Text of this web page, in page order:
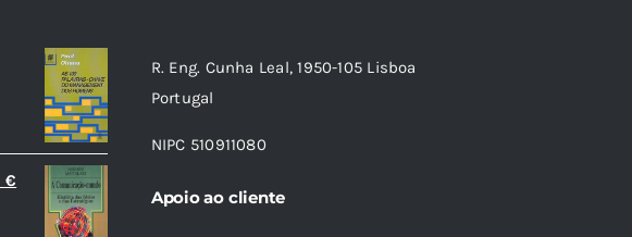
€
preço
R. Eng. Cunha Leal, 1950-105 Lisboa
Portugal
NIPC 510911080
Apoio ao cliente